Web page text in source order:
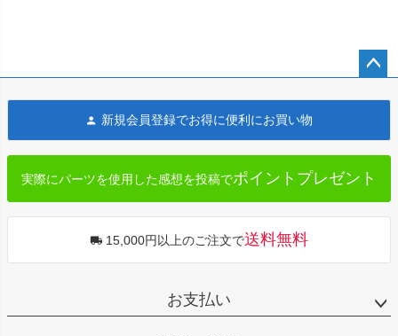
へ
新規会員登録でお得に便利にお買い物
実際にパーツを使用した感想を投稿でポイントプレゼント
15,000円以上のご注文で送料無料
お支払い